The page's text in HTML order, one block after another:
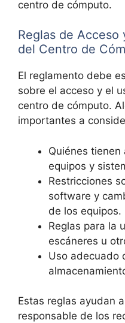
centro de cómputo.
Reglas de Acceso
del Centro de
El reglamento debe
sobre el acceso y el
centro de cómputo.
importantes a
Quiénes
equipos y
Restricciones
software y
de los equipos.
Reglas para la
escáneres u
Uso adecuado
Estas reglas ayudan
responsable de los